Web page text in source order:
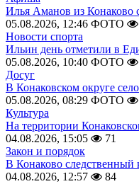
Илья Аманов из Конаково
05.08.2026, 12:46 ФОТО
Новости спорта
Ильин день отметили в
05.08.2026, 10:40 ФОТО
Досуг
В Конаковском округе
05.08.2026, 08:29 ФОТО
Культура
На территории
04.08.2026, 15:05
71
Закон и порядок
В Конаково следственный
04.08.2026, 12:57
84